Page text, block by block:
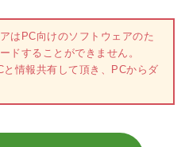
はPC向けのソフトウェアのた
ドすることができません。
情報共有して頂き、PCからダ